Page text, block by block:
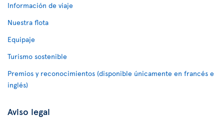
Información de viaje
Nuestra flota
Equipaje
Turismo sostenible
Premios y reconocimientos (disponible únicamente en francés e
inglés)
Aviso legal